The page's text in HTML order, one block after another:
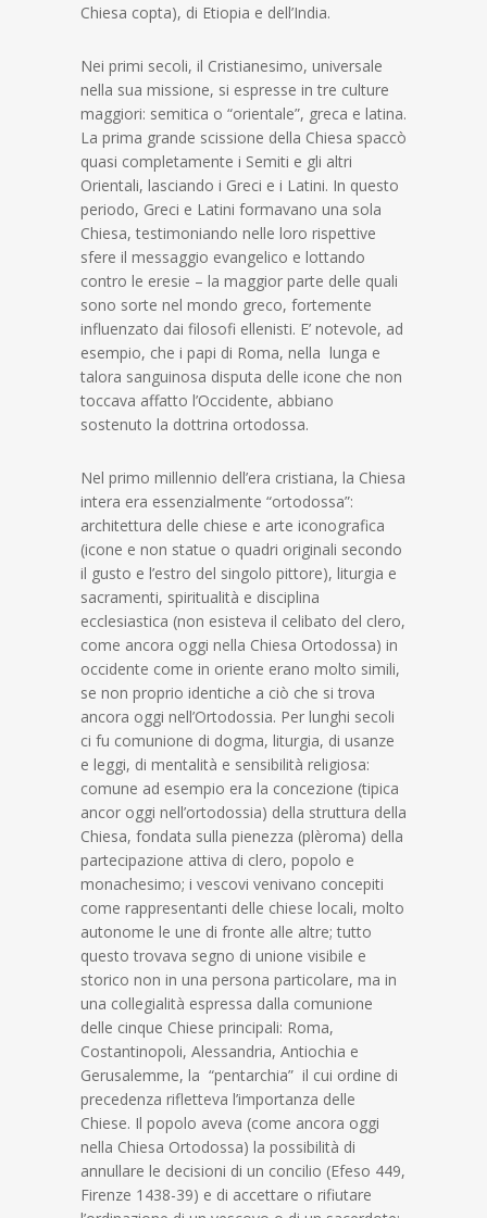
Chiesa copta), di Etiopia e dell’India.
Nei primi secoli, il Cristianesimo, universale
nella sua missione, si espresse in tre culture
maggiori: semitica o “orientale”, greca e latina.
La prima grande scissione della Chiesa spaccò
quasi completamente i Semiti e gli altri
Orientali, lasciando i Greci e i Latini. In questo
periodo, Greci e Latini formavano una sola
Chiesa, testimoniando nelle loro rispettive
sfere il messaggio evangelico e lottando
contro le eresie – la maggior parte delle quali
sono sorte nel mondo greco, fortemente
influenzato dai filosofi ellenisti. E’ notevole, ad
esempio, che i papi di Roma, nella lunga e
talora sanguinosa disputa delle icone che non
toccava affatto l’Occidente, abbiano
sostenuto la dottrina ortodossa.
Nel primo millennio dell’era cristiana, la Chiesa
intera era essenzialmente “ortodossa”:
architettura delle chiese e arte iconografica
(icone e non statue o quadri originali secondo
il gusto e l’estro del singolo pittore), liturgia e
sacramenti, spiritualità e disciplina
ecclesiastica (non esisteva il celibato del clero,
come ancora oggi nella Chiesa Ortodossa) in
occidente come in oriente erano molto simili,
se non proprio identiche a ciò che si trova
ancora oggi nell’Ortodossia. Per lunghi secoli
ci fu comunione di dogma, liturgia, di usanze
e leggi, di mentalità e sensibilità religiosa:
comune ad esempio era la concezione (tipica
ancor oggi nell’ortodossia) della struttura della
Chiesa, fondata sulla pienezza (plèroma) della
partecipazione attiva di clero, popolo e
monachesimo; i vescovi venivano concepiti
come rappresentanti delle chiese locali, molto
autonome le une di fronte alle altre; tutto
questo trovava segno di unione visibile e
storico non in una persona particolare, ma in
una collegialità espressa dalla comunione
delle cinque Chiese principali: Roma,
Costantinopoli, Alessandria, Antiochia e
Gerusalemme, la “pentarchia” il cui ordine di
precedenza rifletteva l’importanza delle
Chiese. Il popolo aveva (come ancora oggi
nella Chiesa Ortodossa) la possibilità di
annullare le decisioni di un concilio (Efeso 449,
Firenze 1438-39) e di accettare o rifiutare